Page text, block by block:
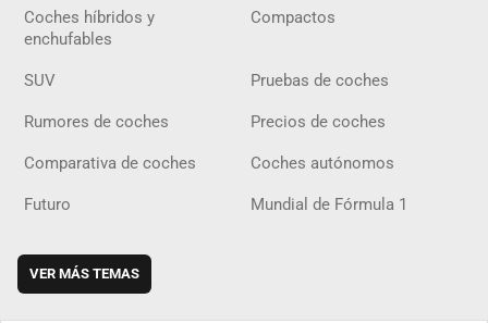
Coches híbridos y
enchufables
Compactos
SUV Pruebas de coches
Rumores de coches Precios de coches
Comparativa de coches Coches autónomos
Futuro Mundial de Fórmula 1
VER MÁS TEMAS